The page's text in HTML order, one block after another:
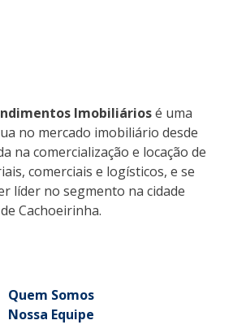
Imobiliáriosé uma
no mercado imobiliário desde
na comercialização e locação de
comerciais e logísticos, e se
líder no segmento na cidade
de Cachoeirinha.
Quem Somos
Nossa Equipe